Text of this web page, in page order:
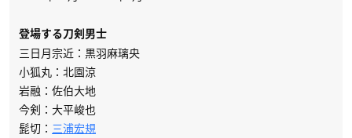
登場する刀剣男士
三日月宗近：黒羽麻璃央
小狐丸：北園涼
岩融：佐伯大地
今剣：大平峻也
髭切： 三浦宏規